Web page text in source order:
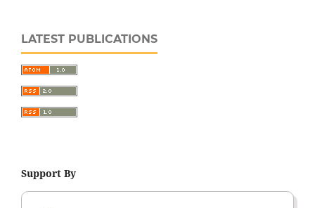
LATEST PUBLICATIONS
Support By